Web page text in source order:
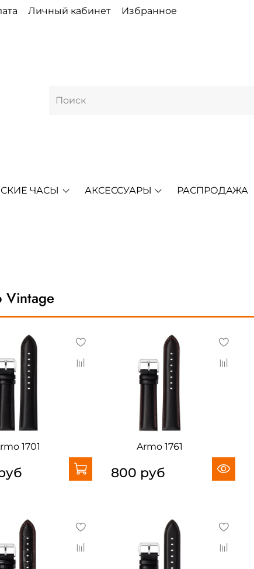
Личный кабинет Избранное
ЧАСЫ АКСЕССУАРЫ РАСПРОДАЖА
Vintage
1701 Armo 1761
800 руб